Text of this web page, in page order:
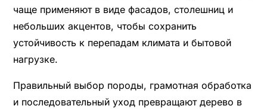
чаще применяют в виде фасадов, столешниц и
небольших акцентов, чтобы сохранить
устойчивость к перепадам климата и бытовой
нагрузке.
Правильный выбор породы, грамотная обработка
и последовательный уход превращают дерево в